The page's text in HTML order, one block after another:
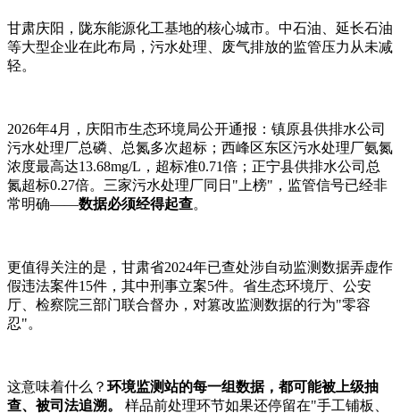
甘肃庆阳，陇东能源化工基地的核心城市。中石油、延长石油
等大型企业在此布局，污水处理、废气排放的监管压力从未减
轻。
2026年4月，庆阳市生态环境局公开通报：镇原县供排水公司
污水处理厂总磷、总氮多次超标；西峰区东区污水处理厂氨氮
浓度最高达13.68mg/L，超标准0.71倍；正宁县供排水公司总
氮超标0.27倍。三家污水处理厂同日"上榜"，监管信号已经非
常明确——数据必须经得起查。
更值得关注的是，甘肃省2024年已查处涉自动监测数据弄虚作
假违法案件15件，其中刑事立案5件。省生态环境厅、公安
厅、检察院三部门联合督办，对篡改监测数据的行为"零容
忍"。
这意味着什么？ 环境监测站的每一组数据，都可能被上级抽
查、被司法追溯。
样品前处理环节如果还停留在"手工铺板、